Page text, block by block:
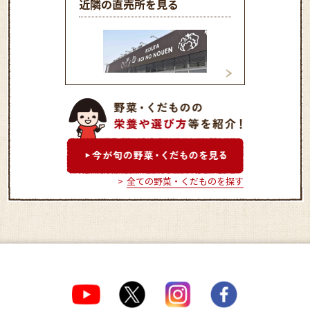
近隣の直売所を見る
幸田憩の農園 Ａコープかたはら
全ての野菜・くだものを探す